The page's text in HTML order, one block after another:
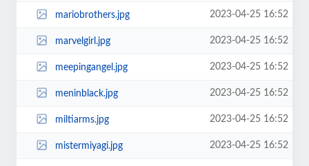
mariobrothers.jpg 2023-04-25 16:52
marvelgirl.jpg 2023-04-25 16:52
meepingangel.jpg 2023-04-25 16:52
meninblack.jpg 2023-04-25 16:52
miltiarms.jpg 2023-04-25 16:52
mistermiyagi.jpg 2023-04-25 16:52